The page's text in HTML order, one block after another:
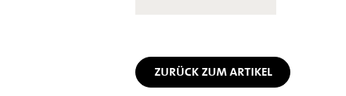
ZURÜCK ZUM ARTIKEL